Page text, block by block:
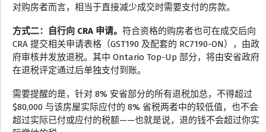
对购房者而言，相当于直接减少成交时需要支付的房款。
方式二：自行向 CRA 申请。 符合资格的购房者也可在成交后向
CRA 提交相关申请表格（GST190 及配套的 RC7190-ON），由政
府审核并发放退税。其中 Ontario Top-Up 部分，将由安省政府
在退税评定通过后单独支付到账。
需要提醒的是，针对 8% 安省部分的所有退税加总，不得超过
$80,000 与该房屋实际应付的 8% 省税两者中的较低值，也不会
超过实际已付或应付的税额——也就是说，退的钱不会超过你实